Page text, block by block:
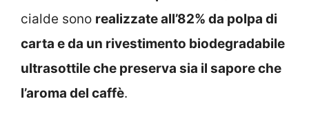
cialde sono realizzate all’82% da polpa di
carta e da un rivestimento biodegradabile
ultrasottile che preserva sia il sapore che
l’aroma del caffè.